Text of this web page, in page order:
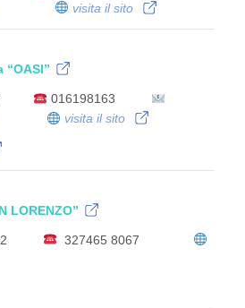
visita il sito
“OASI”
016198163
visita il sito
LORENZO”
52
327465 8067